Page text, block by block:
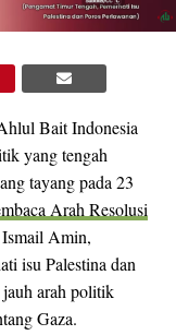
Bait Indonesia
yang tengah
tayang pada 23
Arah Resolusi
Amin,
isu Palestina dan
arah politik
Gaza.